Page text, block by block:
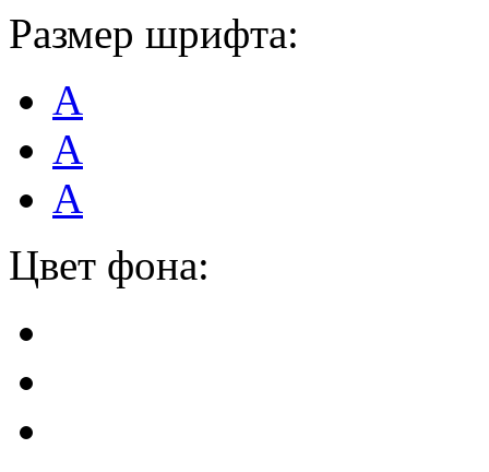
Размер шрифта:
А
А
А
Цвет фона: